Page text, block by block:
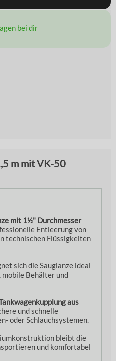
bei dir
m mit VK-50
mit 1½" Durchmesser
Entleerung von
technischen Flüssigkeiten
sich die Sauglanze ideal
Behälter und
aus
und schnelle
oder Schlauchsystemen.
bleibt die
und komfortabel